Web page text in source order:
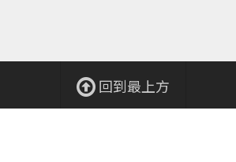
回到最上方